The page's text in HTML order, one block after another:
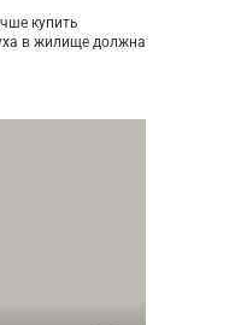
купить
в жилище должна